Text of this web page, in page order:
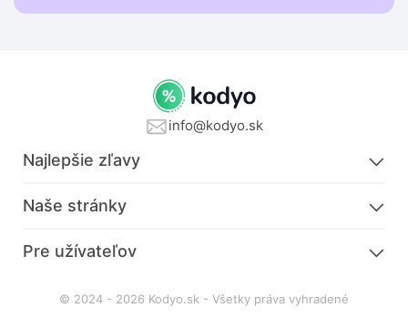
info@kodyo.sk
Najlepšie zľavy
Naše stránky
Pre užívateľov
© 2024 - 2026 Kodyo.sk - Všetky práva vyhradené